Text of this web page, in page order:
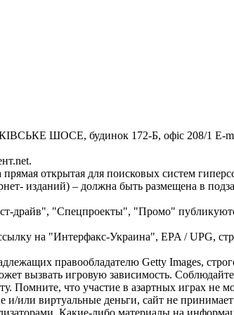
ШОСЕ, будинок 172-Б, офіс 208/1 E-
открытая для поисковых систем
изданий) – должна быть размещена в
драйв", "Спецпроекты", "Промо"
на "Интерфакс-Украина", EPA / UPG,
правообладателю Getty Images,
вызвать игровую зависимость.
Помните, что участие в азартных играх не
или виртуальные деньги, сайт не
Какие-либо материалы на